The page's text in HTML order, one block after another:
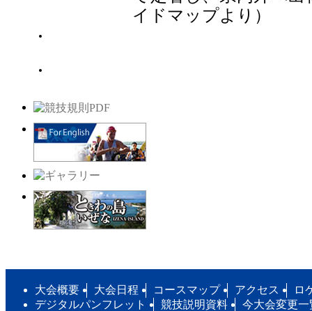
イドマップより）
大会概要 大会日程 コースマップ アクセス
ロ
デジタルパンフレット
競技説明資料 今大会変更一